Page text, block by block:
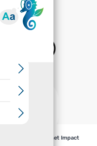
›
Conception
Cabinet Impact